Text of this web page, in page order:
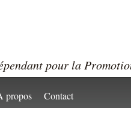
pour la
propos Contact